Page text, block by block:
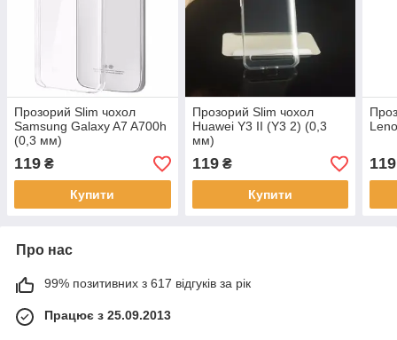
Прозорий Slim чохол
Samsung Galaxy A7 A700h
(0,3 мм)
119 ₴
Купити
Прозорий Slim чохол
Huawei Y3 II (Y3 2) (0,3
мм)
119₴
Купити
119
Про нас
99% позитивних з 617 відгуків за рік
Працює з 25.09.2013